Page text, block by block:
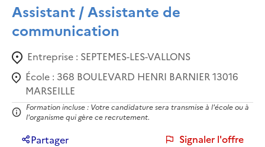
Assistant / Assistante de
communication
Entreprise : SEPTEMES-LES-VALLONS
École : 368 BOULEVARD HENRI BARNIER 13016
MARSEILLE
Formation incluse : Votre candidature sera transmise à l'école ou à
l'organisme qui gère ce recrutement.
Partager Signaler l'offre